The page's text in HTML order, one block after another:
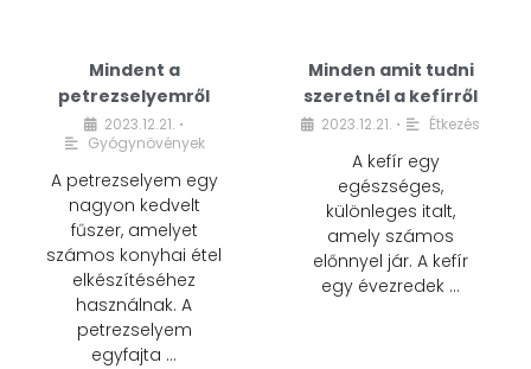
Mindent a
petrezselyemről
2023.12.21. •
Gyógynövények
A petrezselyem egy
nagyon kedvelt
fűszer, amelyet
számos konyhai étel
elkészítéséhez
használnak. A
petrezselyem
egyfajta …
Minden amit tudni
szeretnél a kefírről
2023.12.21. • Étkezés
A kefír egy
egészséges,
különleges italt,
amely számos
előnnyel jár. A kefír
egy évezredek …